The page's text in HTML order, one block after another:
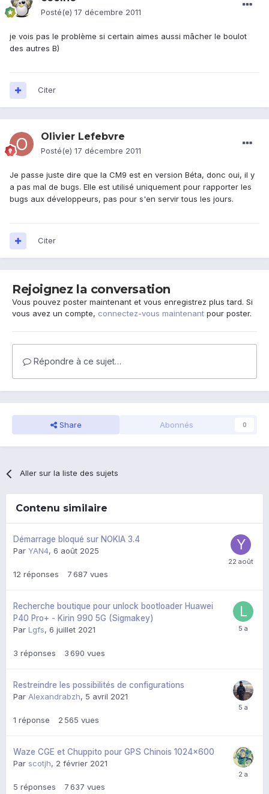
Posté(e) 17 décembre 2011
je vois pas le problème si certain aimes aussi mâcher le boulot
des autres B)
Citer
Olivier Lefebvre
Posté(e) 17 décembre 2011
Je passe juste dire que la CM9 est en version Béta, donc oui, il y
a pas mal de bugs. Elle est utilisé uniquement pour rapporter les
bugs aux développeurs, pas pour s'en servir tous les jours.
Citer
Rejoignez la conversation
Vous pouvez poster maintenant et vous enregistrez plus tard. Si
vous avez un compte, connectez-vous maintenant pour poster.
Répondre à ce sujet…
Share Abonnés 0
Aller sur la liste des sujets
Contenu similaire
Démarrage bloqué sur NOKIA 3.4
Par YAN4, 6 août 2025
12 réponses 7 687 vues
Recherche boutique pour unlock bootloader Huawei
P40 Pro+ - Kirin 990 5G (Sigmakey)
Par Lgfs, 6 juillet 2021
3 réponses 3 690 vues
Restreindre les possibilités de configurations
Par Alexandrabzh, 5 avril 2021
1 réponse 2 565 vues
Waze CGE et Chuppito pour GPS Chinois 1024x600
Par scotjh, 2 février 2021
5 réponses 7 637 vues